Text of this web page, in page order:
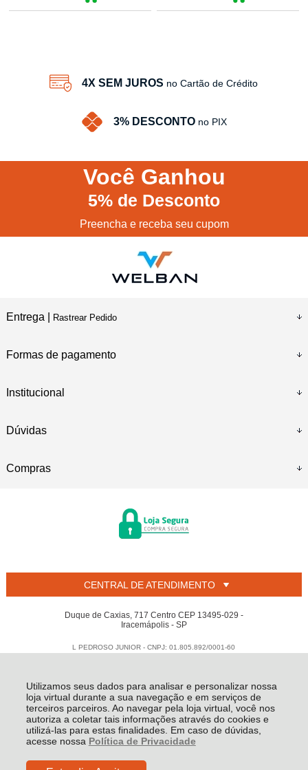
Utilizamos seus dados para analisar e personalizar nossa
loja virtual durante a sua navegação e em serviços de
terceiros parceiros. Ao navegar pela loja virtual, você nos
autoriza a coletar tais informações através do cookies e
utilizá-las para estas finalidades. Em caso de dúvidas,
acesse nossa Política de Privacidade
4X SEM JUROS no Cartão de Crédito
3% DESCONTO no PIX
Você Ganhou
5% de Desconto
Preencha e receba seu cupom
Entrega | Rastrear Pedido
Formas de pagamento
Institucional
Dúvidas
Compras
CENTRAL DE ATENDIMENTO
Duque de Caxias, 717 Centro CEP 13495-029 -
Iracemápolis - SP
L PEDROSO JUNIOR - CNPJ: 01.805.892/0001-60